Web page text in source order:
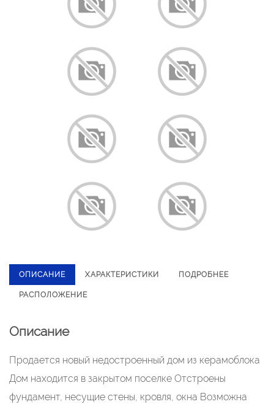
ОПИСАНИЕ ХАРАКТЕРИСТИКИ ПОДРОБНЕЕ
РАСПОЛОЖЕНИЕ
Описание
Продается новый недостроенный дом из керамоблока
Дом находится в закрытом поселке Отстроены
фундамент, несущие стены, кровля, окна Возможна